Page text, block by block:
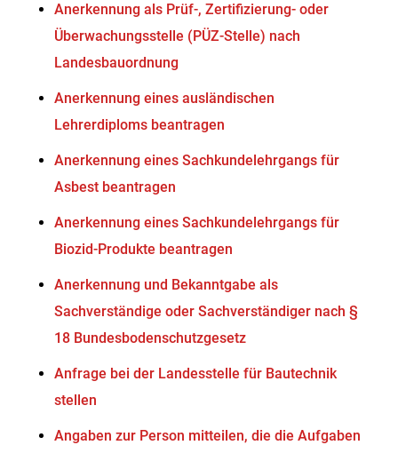
Anerkennung als Prüf-, Zertifizierung- oder
Überwachungsstelle (PÜZ-Stelle) nach
Landesbauordnung
Anerkennung eines ausländischen
Lehrerdiploms beantragen
Anerkennung eines Sachkundelehrgangs für
Asbest beantragen
Anerkennung eines Sachkundelehrgangs für
Biozid-Produkte beantragen
Anerkennung und Bekanntgabe als
Sachverständige oder Sachverständiger nach §
18 Bundesbodenschutzgesetz
Anfrage bei der Landesstelle für Bautechnik
stellen
Angaben zur Person mitteilen, die die Aufgaben